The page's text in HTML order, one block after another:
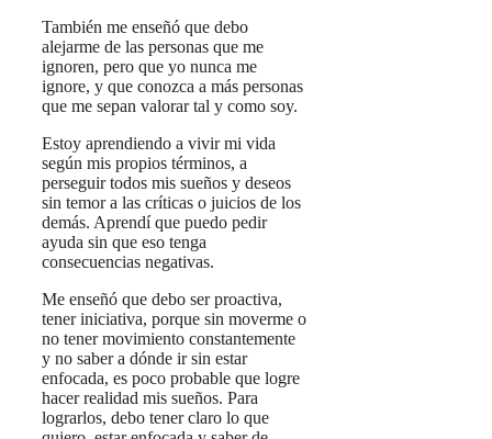
También me enseñó que debo
alejarme de las personas que me
ignoren, pero que yo nunca me
ignore, y que conozca a más personas
que me sepan valorar tal y como soy.
Estoy aprendiendo a vivir mi vida
según mis propios términos, a
perseguir todos mis sueños y deseos
sin temor a las críticas o juicios de los
demás. Aprendí que puedo pedir
ayuda sin que eso tenga
consecuencias negativas.
Me enseñó que debo ser proactiva,
tener iniciativa, porque sin moverme o
no tener movimiento constantemente
y no saber a dónde ir sin estar
enfocada, es poco probable que logre
hacer realidad mis sueños. Para
lograrlos, debo tener claro lo que